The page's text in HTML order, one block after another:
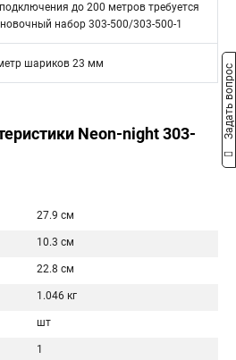
до 200 метров требуется
набор 303-500/303-500-1
шариков 23 мм
Neon-night 303-
27.9 см
10.3 см
22.8 см
1.046 кг
шт
1
Задать вопрос